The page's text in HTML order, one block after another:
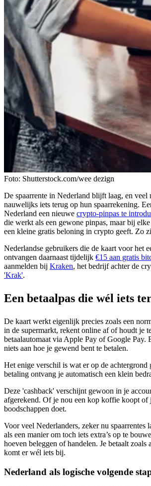
Foto: Shutterstock.com/wee dezign
De spaarrente in Nederland blijft laag, en veel
nauwelijks iets terug op hun spaarrekening.
Nederland een nieuwe crypto-pinpas te
die werkt als een gewone pinpas, maar bij
een kleine gratis beloning in crypto geeft. Zo
Nederlandse gebruikers die de kaart voor het
ontvangen daarnaast tijdelijk €15 aan gratis
aanmelden bij Kraken, het bedrijf achter de
'Krak'.
Een betaalpas die wél iets
De kaart werkt eigenlijk precies zoals een
in de supermarkt, rekent online af of houdt je
betaalautomaat via Apple Pay of Google Pay.
niets aan hoe je gewend bent te betalen.
Het enige verschil is wat er op de achtergrond
betaling ontvang je automatisch een klein
Deze 'cashback' verschijnt gewoon in je
afgerekend. Of je nou een kop koffie koopt of
boodschappen doet.
Voor veel Nederlanders, zeker nu spaarrentes
als een manier om toch iets extra’s op te
hoeven beleggen of handelen. Je betaalt zoals
komt er wél iets bij.
Nederland als logische volgende